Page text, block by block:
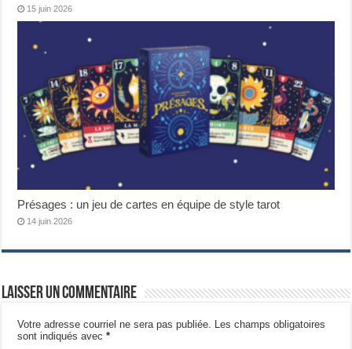
15 juin 2026
Présages : un jeu de cartes en équipe de style tarot
14 juin 2026
Laisser un commentaire
Votre adresse courriel ne sera pas publiée. Les champs obligatoires
sont indiqués avec*